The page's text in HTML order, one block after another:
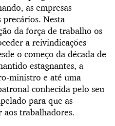
as empresas
Nesta
da força de trabalho os
a reivindicações
o começo da década de
estagnantes, a
ministro e até uma
conhecida pelo seu
para que as
aos trabalhadores.